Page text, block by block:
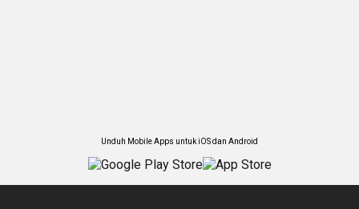
Unduh Mobile Apps untuk iOS dan Android